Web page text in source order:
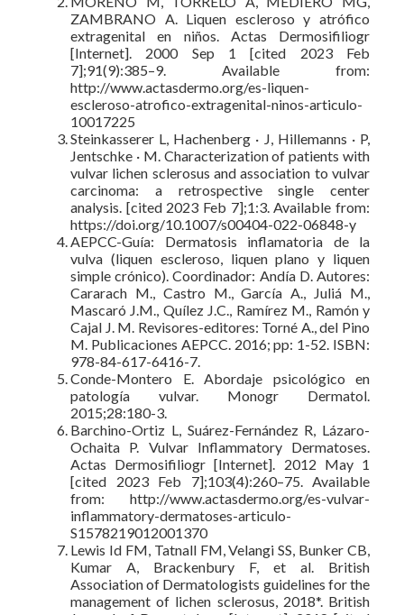
ZAMBRANO A. Liquen escleroso y atrófico
extragenital en niños. Actas Dermosifiliogr
[Internet]. 2000 Sep 1 [cited 2023 Feb
7];91(9):385–9. Available from:
http://www.actasdermo.org/es-liquen-
escleroso-atrofico-extragenital-ninos-articulo-
10017225
Steinkasserer L, Hachenberg · J, Hillemanns · P,
Jentschke · M. Characterization of patients with
vulvar lichen sclerosus and association to vulvar
carcinoma: a retrospective single center
analysis. [cited 2023 Feb 7];1:3. Available from:
https://doi.org/10.1007/s00404-022-06848-y
AEPCC-Guía: Dermatosis inflamatoria de la
vulva (liquen escleroso, liquen plano y liquen
simple crónico). Coordinador: Andía D. Autores:
Cararach M., Castro M., García A., Juliá M.,
Mascaró J.M., Quílez J.C., Ramírez M., Ramón y
Cajal J. M. Revisores-editores: Torné A., del Pino
M. Publicaciones AEPCC. 2016; pp: 1-52. ISBN:
978-84-617-6416-7.
Conde-Montero E. Abordaje psicológico en
patología vulvar. Monogr Dermatol.
2015;28:180-3.
Barchino-Ortiz L, Suárez-Fernández R, Lázaro-
Ochaita P. Vulvar Inflammatory Dermatoses.
Actas Dermosifiliogr [Internet]. 2012 May 1
[cited 2023 Feb 7];103(4):260–75. Available
from: http://www.actasdermo.org/es-vulvar-
inflammatory-dermatoses-articulo-
S1578219012001370
Lewis Id FM, Tatnall FM, Velangi SS, Bunker CB,
Kumar A, Brackenbury F, et al. British
Association of Dermatologists guidelines for the
management of lichen sclerosus, 2018*. British